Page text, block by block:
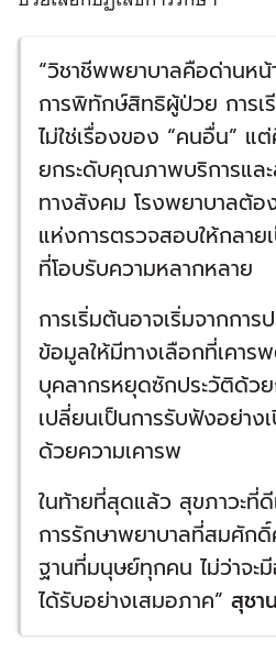
“วิชาชีพพยาบาลคือด่านห
การพิทักษ์สิทธิผู้ป่วย การเ
ไม่ใช่เรื่องของ “คนอื่น” แ
ยกระดับคุณภาพบริการและ
ทางสังคม โรงพยาบาลต้
แห่งการตรวจสอบให้กลา
ที่โอบรับความหลากหลาย
การเริ่มต้นอาจเริ่มจากการ
ข้อมูลให้มีทางเลือกที่เคา
บุคลากรหยุดซักประวัติด้ว
เปลี่ยนเป็นการรับฟังอย่าง
ด้วยความเคารพ
ในท้ายที่สุดแล้ว สุขภาวะที่ดี
การรักษาพยาบาลที่สมศัก
ฐานที่มนุษย์ทุกคน ไม่ว่าจ
ได้รับอย่างเสมอภาค” สุชา